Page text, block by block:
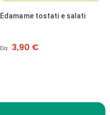
Edamame tostati e salati
Da Prezzo
3,90 €